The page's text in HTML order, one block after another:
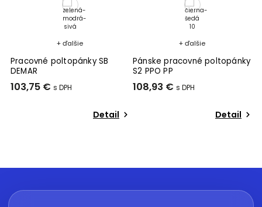
+ ďalšie
Pracovné poltopánky SB
DEMAR
103,75 €
Detail
+ ďalšie
Pánske pracovné poltopánky
S2 PPO PP
108,93 €
Detail